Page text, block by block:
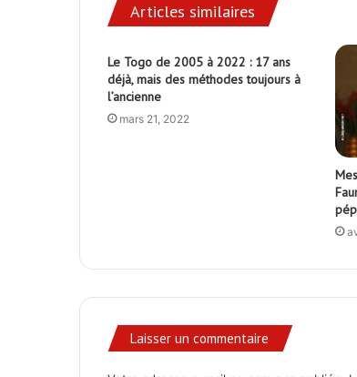
Articles similaires
Le Togo de 2005 à 2022 : 17 ans
déjà, mais des méthodes toujours à
l’ancienne
mars 21, 2022
Laisser un commentaire